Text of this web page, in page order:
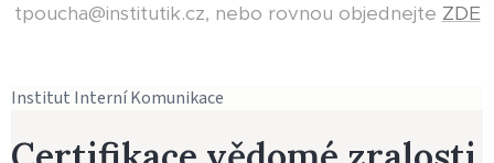
tpoucha@institutik.cz, nebo rovnou objednejte ZDE